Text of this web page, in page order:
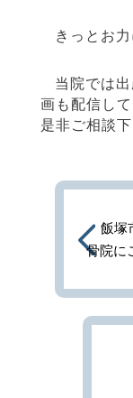
きっとお
当院では
画も配信して
是非ご相談
飯塚
骨院に